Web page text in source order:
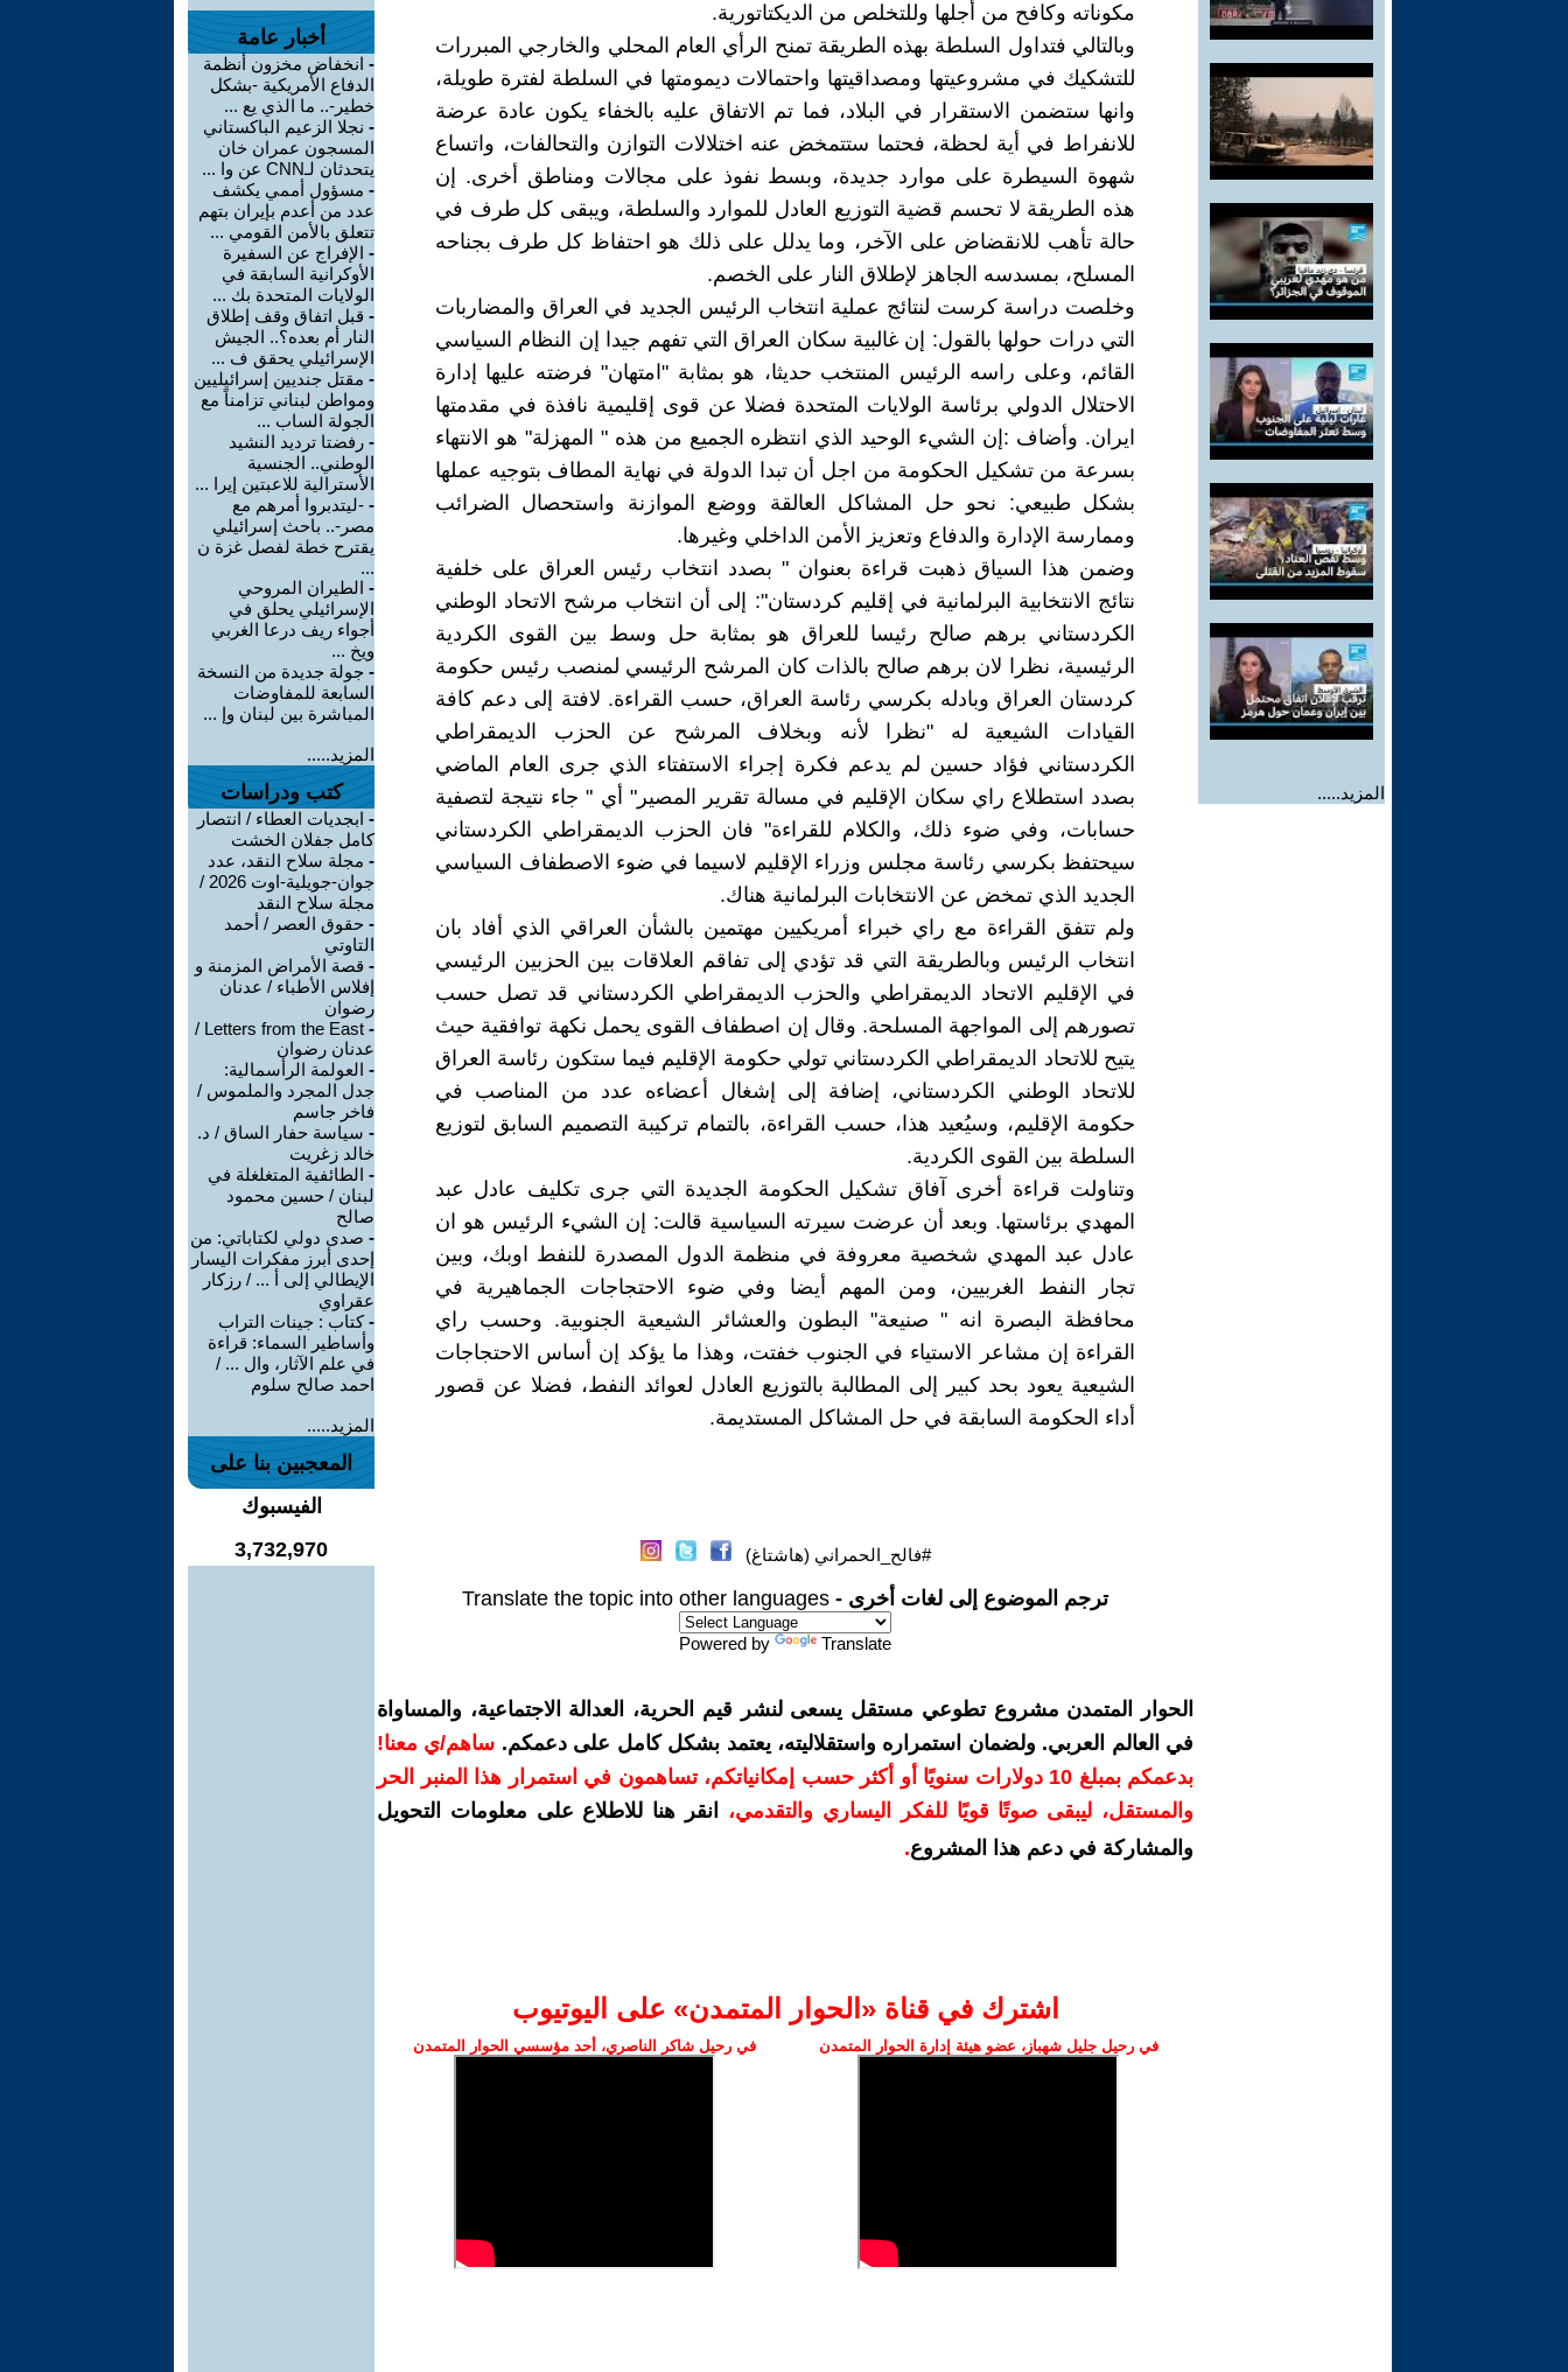
المزيد.....
مكوناته وكافح من أجلها وللتخلص من الديكتاتورية.
وبالتالي فتداول السلطة بهذه الطريقة تمنح الرأي العام المحلي والخارجي المبررات
للتشكيك في مشروعيتها ومصداقيتها واحتمالات ديمومتها في السلطة لفترة طويلة،
وانها ستضمن الاستقرار في البلاد، فما تم الاتفاق عليه بالخفاء يكون عادة عرضة
للانفراط في أية لحظة، فحتما ستتمخض عنه اختلالات التوازن والتحالفات، واتساع
شهوة السيطرة على موارد جديدة، وبسط نفوذ على مجالات ومناطق أخرى. إن
هذه الطريقة لا تحسم قضية التوزيع العادل للموارد والسلطة، ويبقى كل طرف في
حالة تأهب للانقضاض على الآخر، وما يدلل على ذلك هو احتفاظ كل طرف بجناحه
المسلح، بمسدسه الجاهز لإطلاق النار على الخصم.
وخلصت دراسة كرست لنتائج عملية انتخاب الرئيس الجديد في العراق والمضاربات
التي درات حولها بالقول: إن غالبية سكان العراق التي تفهم جيدا إن النظام السياسي
القائم، وعلى راسه الرئيس المنتخب حديثا، هو بمثابة "امتهان" فرضته عليها إدارة
الاحتلال الدولي برئاسة الولايات المتحدة فضلا عن قوى إقليمية نافذة في مقدمتها
ايران. وأضاف :إن الشيء الوحيد الذي انتظره الجميع من هذه " المهزلة" هو الانتهاء
بسرعة من تشكيل الحكومة من اجل أن تبدا الدولة في نهاية المطاف بتوجيه عملها
بشكل طبيعي: نحو حل المشاكل العالقة ووضع الموازنة واستحصال الضرائب
وممارسة الإدارة والدفاع وتعزيز الأمن الداخلي وغيرها.
وضمن هذا السياق ذهبت قراءة بعنوان " بصدد انتخاب رئيس العراق على خلفية
نتائج الانتخابية البرلمانية في إقليم كردستان": إلى أن انتخاب مرشح الاتحاد الوطني
الكردستاني برهم صالح رئيسا للعراق هو بمثابة حل وسط بين القوى الكردية
الرئيسية، نظرا لان برهم صالح بالذات كان المرشح الرئيسي لمنصب رئيس حكومة
كردستان العراق وبادله بكرسي رئاسة العراق، حسب القراءة. لافتة إلى دعم كافة
القيادات الشيعية له "نظرا لأنه وبخلاف المرشح عن الحزب الديمقراطي
الكردستاني فؤاد حسين لم يدعم فكرة إجراء الاستفتاء الذي جرى العام الماضي
بصدد استطلاع راي سكان الإقليم في مسالة تقرير المصير" أي " جاء نتيجة لتصفية
حسابات، وفي ضوء ذلك، والكلام للقراءة" فان الحزب الديمقراطي الكردستاني
سيحتفظ بكرسي رئاسة مجلس وزراء الإقليم لاسيما في ضوء الاصطفاف السياسي
الجديد الذي تمخض عن الانتخابات البرلمانية هناك.
ولم تتفق القراءة مع راي خبراء أمريكيين مهتمين بالشأن العراقي الذي أفاد بان
انتخاب الرئيس وبالطريقة التي قد تؤدي إلى تفاقم العلاقات بين الحزبين الرئيسي
في الإقليم الاتحاد الديمقراطي والحزب الديمقراطي الكردستاني قد تصل حسب
تصورهم إلى المواجهة المسلحة. وقال إن اصطفاف القوى يحمل نكهة توافقية حيث
يتيح للاتحاد الديمقراطي الكردستاني تولي حكومة الإقليم فيما ستكون رئاسة العراق
للاتحاد الوطني الكردستاني، إضافة إلى إشغال أعضاءه عدد من المناصب في
حكومة الإقليم، وسيُعيد هذا، حسب القراءة، بالتمام تركيبة التصميم السابق لتوزيع
السلطة بين القوى الكردية.
وتناولت قراءة أخرى آفاق تشكيل الحكومة الجديدة التي جرى تكليف عادل عبد
المهدي برئاستها. وبعد أن عرضت سيرته السياسية قالت: إن الشيء الرئيس هو ان
عادل عبد المهدي شخصية معروفة في منظمة الدول المصدرة للنفط اوبك، وبين
تجار النفط الغربيين، ومن المهم أيضا وفي ضوء الاحتجاجات الجماهيرية في
محافظة البصرة انه " صنيعة" البطون والعشائر الشيعية الجنوبية. وحسب راي
القراءة إن مشاعر الاستياء في الجنوب خفتت، وهذا ما يؤكد إن أساس الاحتجاجات
الشيعية يعود بحد كبير إلى المطالبة بالتوزيع العادل لعوائد النفط، فضلا عن قصور
أداء الحكومة السابقة في حل المشاكل المستديمة.
#فالح_الحمراني (هاشتاغ)
ترجم الموضوع إلى لغات أخرى - Translate the topic into other languages
Powered by Translate
الحوار المتمدن مشروع تطوعي مستقل يسعى لنشر قيم الحرية، العدالة الاجتماعية، والمساواة
في العالم العربي. ولضمان استمراره واستقلاليته، يعتمد بشكل كامل على دعمكم. ساهم/ي معنا!
بدعمكم بمبلغ 10 دولارات سنويًا أو أكثر حسب إمكانياتكم، تساهمون في استمرار هذا المنبر الحر
والمستقل، ليبقى صوتًا قويًا للفكر اليساري والتقدمي،
انقر هنا للاطلاع على معلومات التحويل
والمشاركة في دعم هذا المشروع.
اشترك في قناة ‫«الحوار المتمدن» على اليوتيوب
في رحيل جليل شهباز، عضو هيئة إدارة الحوار المتمدن في رحيل شاكر الناصري، أحد مؤسسي الحوار المتمدن
أخبار عامة
- انخفاض مخزون أنظمة
الدفاع الأمريكية -بشكل
خطير-.. ما الذي يع ...
- نجلا الزعيم الباكستاني
المسجون عمران خان
يتحدثان لـCNN عن وا ...
- مسؤول أممي يكشف
عدد من أعدم بإيران بتهم
تتعلق بالأمن القومي ...
- الإفراج عن السفيرة
الأوكرانية السابقة في
الولايات المتحدة بك ...
- قبل اتفاق وقف إطلاق
النار أم بعده؟.. الجيش
الإسرائيلي يحقق ف ...
- مقتل جنديين إسرائيليين
ومواطن لبناني تزامناً مع
الجولة الساب ...
- رفضتا ترديد النشيد
الوطني.. الجنسية
الأسترالية للاعبتين إيرا ...
- -ليتدبروا أمرهم مع
مصر-.. باحث إسرائيلي
يقترح خطة لفصل غزة ن
...
- الطيران المروحي
الإسرائيلي يحلق في
أجواء ريف درعا الغربي
ويخ ...
- جولة جديدة من النسخة
السابعة للمفاوضات
المباشرة بين لبنان وإ ...
المزيد.....
كتب ودراسات
- ابجديات العطاء / انتصار
كامل جفلان الخشت
- مجلة سلاح النقد، عدد
جوان-جويلية-اوت 2026 /
مجلة سلاح النقد
- حقوق العصر / أحمد
التاوتي
- قصة الأمراض المزمنة و
إفلاس الأطباء / عدنان
رضوان
-
Letters from the East /
عدنان رضوان
- العولمة الرأسمالية:
جدل المجرد والملموس /
فاخر جاسم
- سياسة حفار الساق / د.
خالد زغريت
- الطائفية المتغلغلة في
لبنان / حسين محمود
صالح
- صدى دولي لكتاباتي: من
إحدى أبرز مفكرات اليسار
الإيطالي إلى أ ... / رزكار
عقراوي
-كتاب : جينات التراب
وأساطير السماء: قراءة
في علم الآثار، وال ... /
احمد صالح سلوم
المزيد.....
المعجبين بنا على
الفيسبوك
3,732,970